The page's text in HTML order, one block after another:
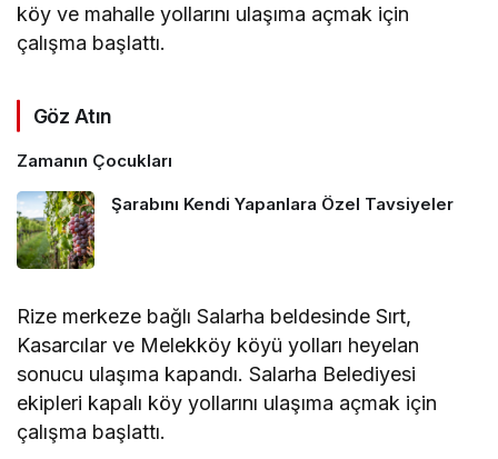
köy ve mahalle yollarını ulaşıma açmak için
çalışma başlattı.
Göz Atın
Zamanın Çocukları
Şarabını Kendi Yapanlara Özel Tavsiyeler
Rize merkeze bağlı Salarha beldesinde Sırt,
Kasarcılar ve Melekköy köyü yolları heyelan
sonucu ulaşıma kapandı. Salarha Belediyesi
ekipleri kapalı köy yollarını ulaşıma açmak için
çalışma başlattı.